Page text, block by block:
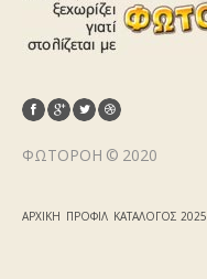
ΦΩΤΟΡΟΉ © 2020
ΑΡΧΙΚΉ ΠΡΟΦΊΛ ΚΑΤΆΛΟΓΟΣ 2025